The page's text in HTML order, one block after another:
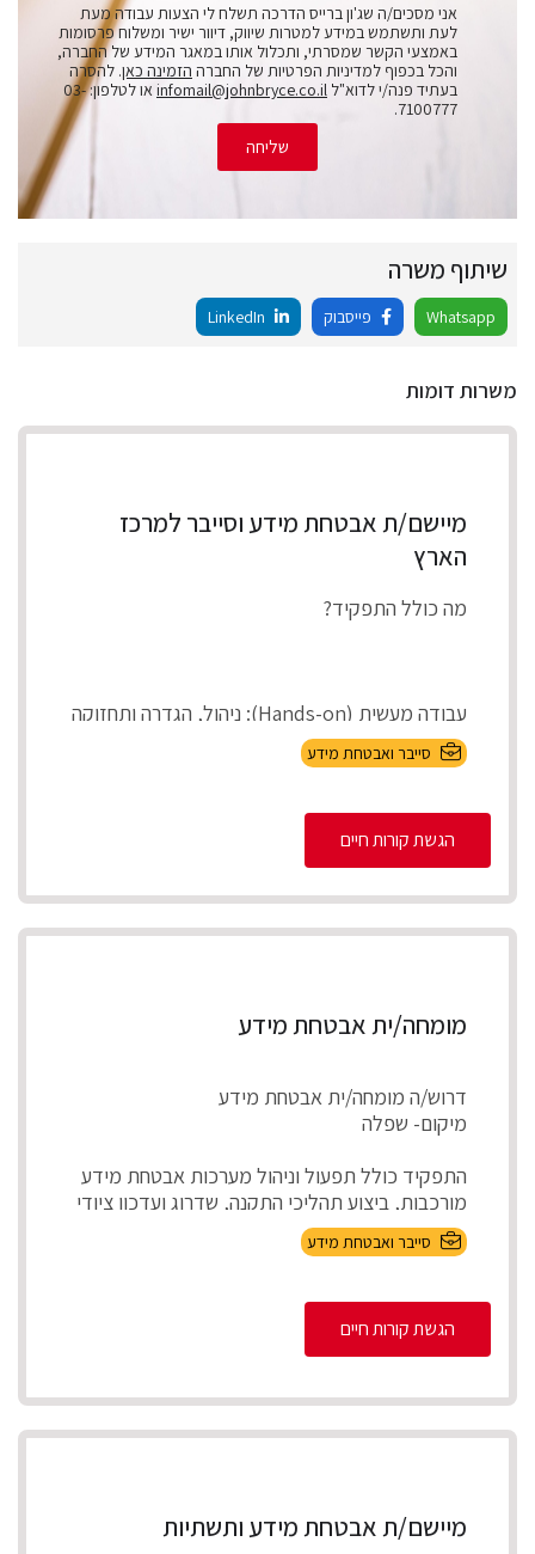
אני מסכים/ה שג'ון ברייס הדרכה תשלח לי הצעות עבודה מעת
לעת ותשתמש במידע למטרות שיווק, דיוור ישיר ומשלוח פרסומות
באמצעי הקשר שמסרתי, ותכלול אותו במאגר המידע של החברה,
והכל בכפוף למדיניות הפרטיות של החברה הזמינה כאן. להסרה
בעתיד פנה/י לדוא"ל infomail@johnbryce.co.il
או לטלפון: 03-
7100777.
שליחה
שיתוף משרה
Whatsapp פייסבוק
משרות דומות
מיישם/ת אבטחת מידע וסייבר למרכז
הארץ
מה כולל התפקיד?
עבודה מעשית (Hands-on): ניהול, הגדרה ותחזוקה
ובענן).
Incident Respons...
סייבר ואבטחת מידע
הגשת קורות חיים
מומחה/ית אבטחת מידע
דרוש/ה מומחה/ית אבטחת מידע
מיקום- שפלה
התפקיד כולל תפעול וניהול מערכות אבטחת מידע
מורכבות, ביצוע תהליכי התקנה, שדרוג ועדכון ציודי
אבטחת ...סייבר ואבטחת מידע
הגשת קורות חיים
מיישם/ת אבטחת מידע ותשתיות